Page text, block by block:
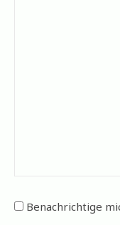
Benachrichtige